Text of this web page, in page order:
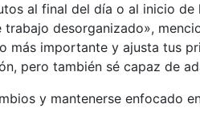
al final del día o al inicio
desorganizado»,
más importante y ajusta tus
pero también sé capaz de
y mantenerse enfocado